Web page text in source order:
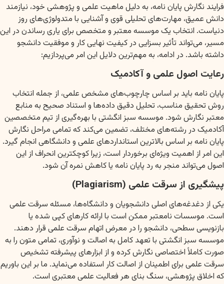
فرایند نگارش پایان نامه، به دلیل ماهیت علمی و پژوهشی خود، نیازمند
دانش عمیق، مهارت‌های تحلیلی قوی و آشنایی با متدولوژی‌های روز
دنیاست. انتخاب یک موسسه معتبر و متخصص برای یاری رساندن در این
مسیر، می‌تواند تأثیر بسزایی در کیفیت نهایی کار و موفقیت دانشجو
داشته باشد. در ادامه، به مهم‌ترین دلایل این امر می‌پردازیم:
رعایت اصول علمی و آکادمیک
پایان نامه باید بر اساس چارچوب‌های مشخص علمی، از جمله انتخاب
روش تحقیق مناسب، تحلیل دقیق داده‌ها و استناد صحیح به منابع
معتبر نگارش شود. موسسه سبز انگشتی با بهره‌گیری از تیم متخصصین
آکادمیک در رشته‌های مختلف، تضمین می‌کند که تمامی مراحل نگارش
پایان نامه بر اساس بالاترین استانداردهای علمی و دانشگاهی انجام گیرد.
این امر از اهمیت ویژه‌ای برخوردار است، زیرا کوچکترین انحراف از این
اصول می‌تواند منجر به رد پایان نامه یا کاهش نمره آن شود.
پیشگیری از سرقت علمی (Plagiarism)
یکی از دغدغه‌های اصلی دانشجویان و دانشگاه‌ها، مسئله سرقت علمی
است. موسسات نامعتبر ممکن است با ارائه کارهای کپی شده یا
بازنویسی سطحی، دانشجو را در معرض اتهام سرقت علمی قرار دهند.
موسسه سبز انگشتی با تعهد کامل به اصالت و نوآوری، تمامی متون را به
صورت کاملاً اختصاصی نگارش کرده و از ابزارهای پیشرفته تشخیص
سرقت علمی برای اطمینان از اصالت کار استفاده می‌نماید. ما بر این باوریم
که اخلاق پژوهشی، سنگ بنای هر فعالیت علمی معتبری است.